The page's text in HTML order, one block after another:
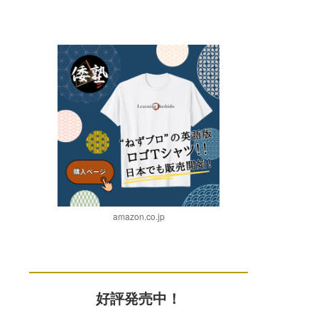
amazon.co.jp
好評発売中！